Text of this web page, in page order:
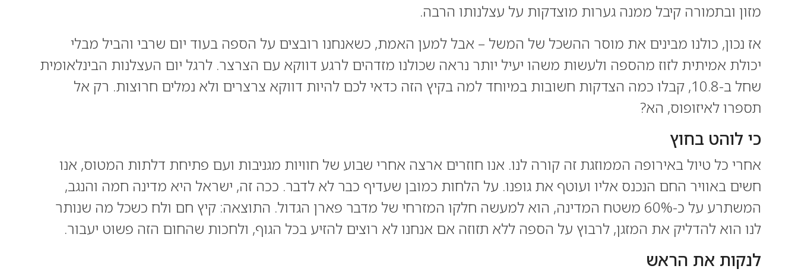
מזון ובתמורה קיבל ממנה גערות מוצדקות על עצלנותו הרבה.
אז נכון, כולנו מבינים את מוסר ההשכל של המשל – אבל למען האמת, כשאנחנו רובצים על הספה בעוד יום שרבי והביל מבלי
יכולת אמיתית לזוז מהספה ולעשות משהו יעיל יותר נראה שכולנו מזדהים לרגע דווקא עם הצרצר. לרגל יום העצלנות הבינלאומית
שחל ב-10.8, קבלו כמה הצדקות חשובות במיוחד למה בקיץ הזה כדאי לכם להיות דווקא צרצרים ולא נמלים חרוצות. רק אל
תספרו לאיזופוס, הא?
כי לוהט בחוץ
אחרי כל טיול באירופה הממוזגת זה קורה לנו. אנו חוזרים ארצה אחרי שבוע של חוויות מגניבות ועם פתיחת דלתות המטוס, אנו
חשים באוויר החם הנכנס אליו ועוטף את גופנו. על הלחות כמובן שעדיף כבר לא לדבר. ככה זה, ישראל היא מדינה חמה והנגב,
המשתרע על כ-60% משטח המדינה, הוא למעשה חלקו המזרחי של מדבר פארן הגדול. התוצאה: קיץ חם ולח כשכל מה שנותר
לנו הוא להדליק את המזגן, לרבוץ על הספה ללא תזוזה אם אנחנו לא רוצים להזיע בכל הגוף, ולחכות שהחום הזה פשוט יעבור.
לנקות את הראש